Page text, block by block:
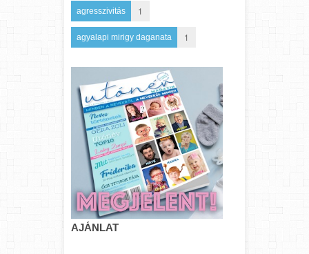
agresszivitás 1
agyalapi mirigy daganata 1
AJÁNLAT